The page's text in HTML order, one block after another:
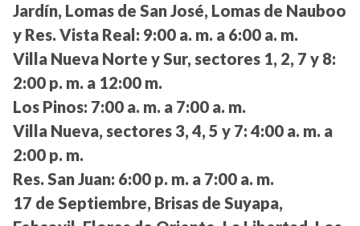
Jardín, Lomas de San José, Lomas de Nauboo
y Res. Vista Real: 9:00 a. m. a 6:00 a. m.
Villa Nueva Norte y Sur, sectores 1, 2, 7 y 8:
2:00 p. m. a 12:00 m.
Los Pinos: 7:00 a. m. a 7:00 a. m.
Villa Nueva, sectores 3, 4, 5 y 7: 4:00 a. m. a
2:00 p. m.
Res. San Juan: 6:00 p. m. a 7:00 a. m.
17 de Septiembre, Brisas de Suyapa,